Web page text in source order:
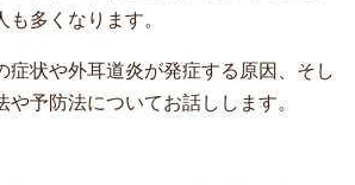
多くなります。
症状や外耳道炎が発症する原因、そし
予防法についてお話しします。